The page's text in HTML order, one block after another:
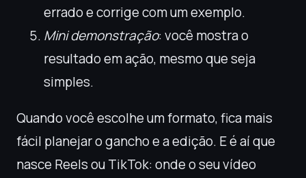
errado e corrige com um exemplo.
Mini demonstração: você mostra o
resultado em ação, mesmo que seja
simples.
Quando você escolhe um formato, fica mais
fácil planejar o gancho e a edição. E é aí que
nasce Reels ou TikTok: onde o seu vídeo